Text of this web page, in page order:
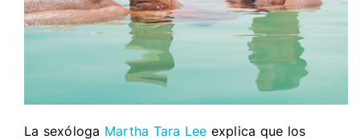
La sexóloga Martha Tara Lee explica que los